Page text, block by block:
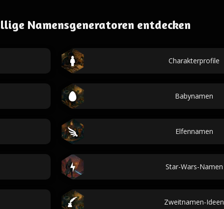
Namensgeneratoren entdecken
Charakterprofile
Babynamen
Elfennamen
Star-Wars-Namen
Zweitnamen-Ideen